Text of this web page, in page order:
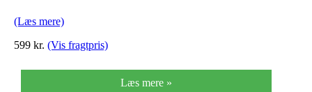
(Læs mere)
599 kr. (Vis fragtpris)
Læs mere »